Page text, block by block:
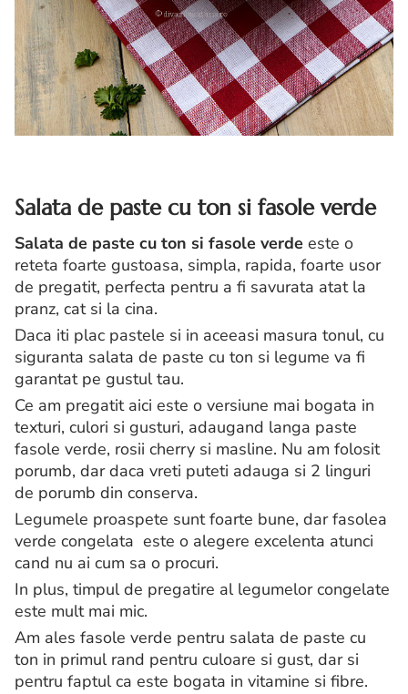
Salata de paste cu ton si fasole verde
Salata de paste cu ton si fasole verde este o
reteta foarte gustoasa, simpla, rapida, foarte usor
de pregatit, perfecta pentru a fi savurata atat la
pranz, cat si la cina.
Daca iti plac pastele si in aceeasi masura tonul, cu
siguranta salata de paste cu ton si legume va fi
garantat pe gustul tau.
Ce am pregatit aici este o versiune mai bogata in
texturi, culori si gusturi, adaugand langa paste
fasole verde, rosii cherry si masline. Nu am folosit
porumb, dar daca vreti puteti adauga si 2 linguri
de porumb din conserva.
Legumele proaspete sunt foarte bune, dar fasolea
verde congelata este o alegere excelenta atunci
cand nu ai cum sa o procuri.
In plus, timpul de pregatire al legumelor congelate
este mult mai mic.
Am ales fasole verde pentru salata de paste cu
ton in primul rand pentru culoare si gust, dar si
pentru faptul ca este bogata in vitamine si fibre.